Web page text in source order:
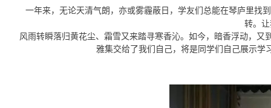
一年来，无论天清气朗，亦或雾霾蔽日，学友们总能在琴庐里找
转。
风雨转瞬落归黄花尘、霜雪又来踏寻寒香沁。如今，暗香浮动，又
雅集交给了我们自己，将是同学们自己展示